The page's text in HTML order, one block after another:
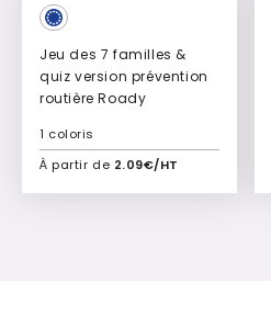
Jeu des 7 familles &
quiz version prévention
routière Roady
À partir de 2.09€/HT
1 coloris
Ajouter à mon devis